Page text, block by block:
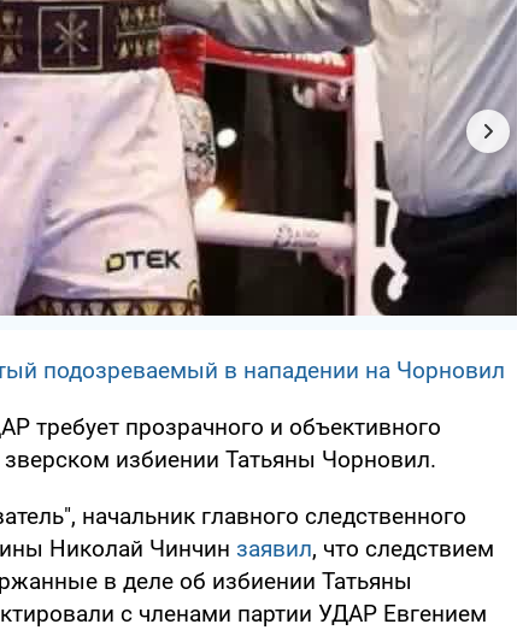
подозреваемый в нападении на Чорновил
требует прозрачного и объективного
избиении Татьяны Чорновил.
начальник главного следственного
Николай Чинчин заявил, что следствием
в деле об избиении Татьяны
с членами партии УДАР Евгением